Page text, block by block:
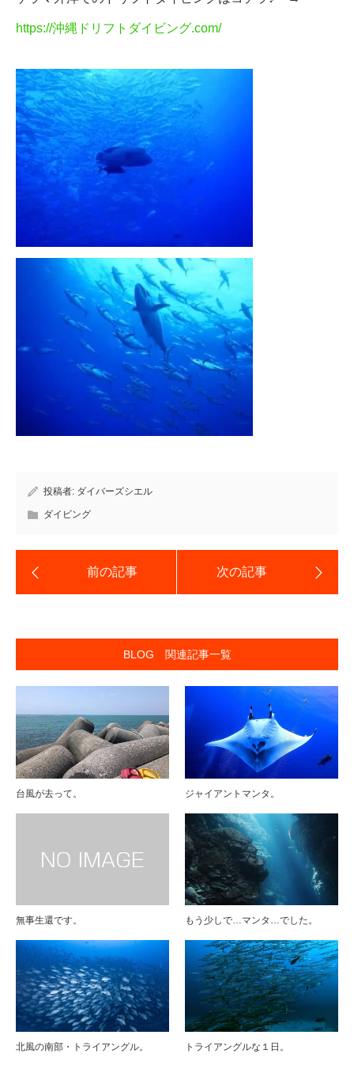
https://沖縄ドリフトダイビング.com/
投稿者: ダイバーズシエル
ダイビング
BLOG 関連記事一覧
台風が去って。 ジャイアントマンタ。
無事生還です。 もう少しで…マンタ…でした。
北風の南部・トライアングル。 トライアングルな１日。